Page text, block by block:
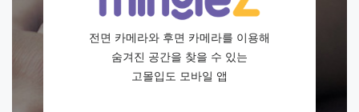
전면 카메라와 후면 카메라를 이용해
숨겨진 공간을 찾을 수 있는
고몰입도 모바일 앱